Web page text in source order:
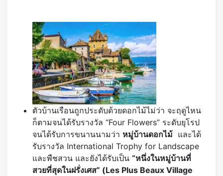
ตัวบ้านเรือนถูกประดับด้วยดอกไม้ไม่ว่า จะฤดูไหน
ก็ตามจนได้รับรางวัล “Four Flowers” ระดับยุโรป
จนได้รับการขนานนามว่า หมู่บ้านดอกไม้ และได้
รับรางวัล International Trophy for Landscape
และพืชสวน และยังได้รับเป็น “หนึ่งในหมู่บ้านที่
สวยที่สุดในฝรั่งเศส” (Les Plus Beaux Village